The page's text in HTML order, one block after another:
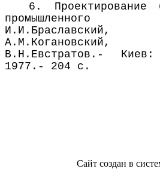
6. Проектирование
промышленного
И.И.Браславский,
А.М.Когановский,
В.Н.Евстратов.- Киев:
1977.- 204 с.
Сайт создан в